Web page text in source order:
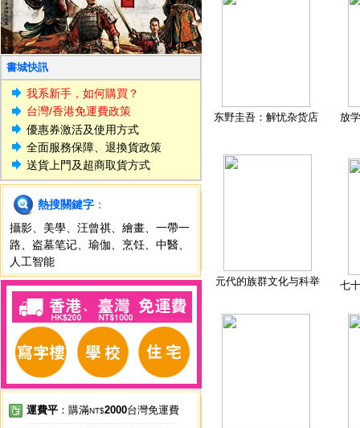
書城快訊
我系新手，如何購買？
台灣/香港免運費政策
優惠券激活及使用方式
全面服務保障、退換貨政策
送貨上門及超商取貨方式
熱搜關鍵字 ：
攝影
美學 汪曾祺 繪畫
一帶一
路
盗墓笔记 瑜伽 烹饪 中醫
人工智能
運費平 ：購滿NT$2000台灣免運費
东野圭吾：解忧杂货店 放
元代的族群文化与科举 七